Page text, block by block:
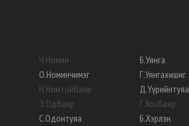
Ч.Номин
О.Номинчимэг
Н.Номтойбаяр
Э.Одбаяр
С.Одонтуяа
Б.Уянга
Г.Уянгахишиг
Д.Үүрийнтуяа
Г.Хосбаяр
Б.Хэрлэн